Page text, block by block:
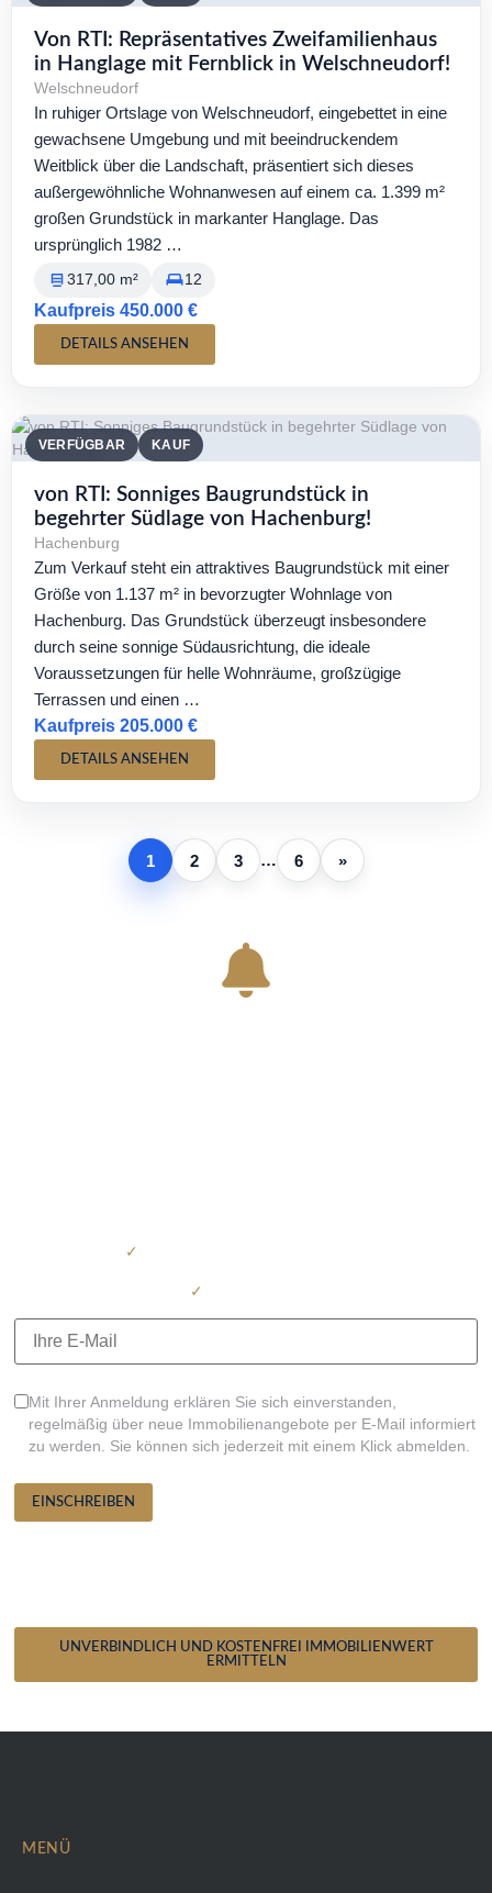
Von RTI: Repräsentatives Zweifamilienhaus
in Hanglage mit Fernblick in Welschneudorf!
Welschneudorf
In ruhiger Ortslage von Welschneudorf, eingebettet in eine
gewachsene Umgebung und mit beeindruckendem
Weitblick über die Landschaft, präsentiert sich dieses
außergewöhnliche Wohnanwesen auf einem ca. 1.399 m²
großen Grundstück in markanter Hanglage. Das
ursprünglich 1982 …
317,00 m² 12
Kaufpreis 450.000 €
DETAILS ANSEHEN
VERFÜGBAR KAUF
von RTI: Sonniges Baugrundstück in
begehrter Südlage von Hachenburg!
Hachenburg
Zum Verkauf steht ein attraktives Baugrundstück mit einer
Größe von 1.137 m² in bevorzugter Wohnlage von
Hachenburg. Das Grundstück überzeugt insbesondere
durch seine sonnige Südausrichtung, die ideale
Voraussetzungen für helle Wohnräume, großzügige
Terrassen und einen …
Kaufpreis 205.000 €
DETAILS ANSEHEN
1 2 3 … 6 »
✓
✓
Mit Ihrer Anmeldung erklären Sie sich einverstanden,
regelmäßig über neue Immobilienangebote per E-Mail informiert
zu werden. Sie können sich jederzeit mit einem Klick abmelden.
EINSCHREIBEN
UNVERBINDLICH UND KOSTENFREI IMMOBILIENWERT
ERMITTELN
MENÜ